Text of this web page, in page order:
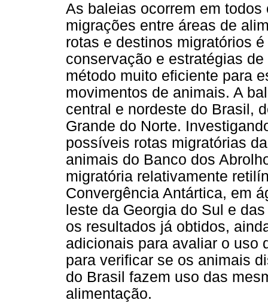
As baleias ocorrem em
migrações entre áreas de
rotas e destinos migratórios
conservação e estratégias
método muito eficiente para
movimentos de animais. A
central e nordeste do Brasil,
Grande do Norte.
possíveis rotas migratórias
animais do Banco dos
migratória relativamente
Convergência Antártica, em
leste da Georgia do Sul e
os resultados já obtidos,
adicionais para avaliar o uso
para verificar se os animais
do Brasil fazem uso das
alimentação.